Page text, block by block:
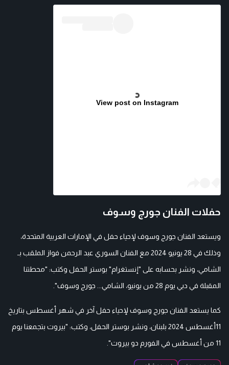
View post on Instagram
حفلات الفنان جورج وسوف
ويستعد الفنان جورج وسوف لإحياء حفل في الإمارات العربية المتحدة،
وذلك في 28 يونيو 2024 مع الفنان السوري عبد الرحمن فواز الملقب بـ
الشامي، ونشر بحسابه على "إنستغرام" بوستر الحفل وكتب: "محطتنا
المقبلة في دبي يوم 28 من يونيو، الشامي... جورج وسوف".
كما يستعد الفنان جورج وسوف لإحياء حفل آخر في شهر أغسطس بتاريخ
11أغسطس 2024 بلبنان، ونشر بوستر الحفل، وكتب: "بيروت بتجمعنا يوم
11 من أغسطس في الفورم دو بيروت".